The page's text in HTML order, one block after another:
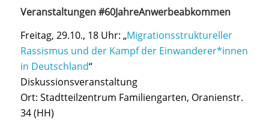
Veranstaltungen #60JahreAnwerbeabkommen
Freitag, 29.10., 18 Uhr: „Migrationsstruktureller
Rassismus und der Kampf der Einwanderer*innen
in Deutschland“
Diskussionsveranstaltung
Ort: Stadtteilzentrum Familiengarten, Oranienstr.
34 (HH)